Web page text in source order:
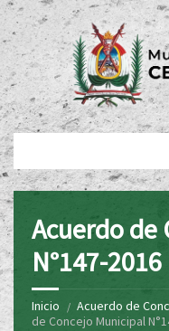
Acuerdo de
N°147-2016
Inicio Acuerdo de
de Concejo Municipal